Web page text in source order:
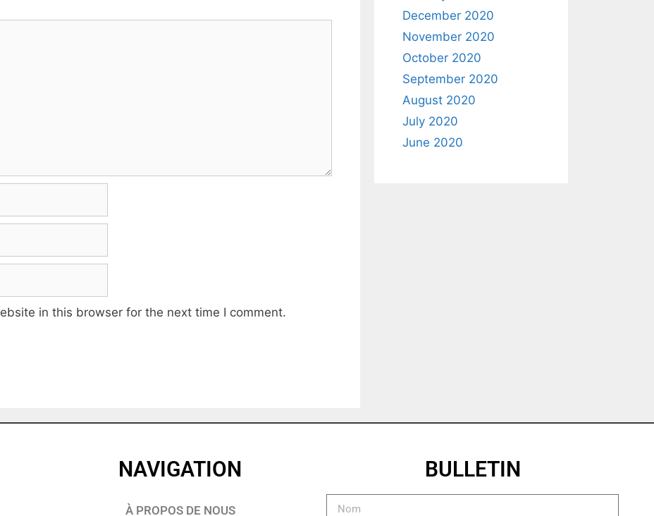
in this browser for the next time I comment.
December 2020
November 2020
October 2020
September 2020
August 2020
July 2020
June 2020
NAVIGATION
À PROPOS DE NOUS
BULLETIN